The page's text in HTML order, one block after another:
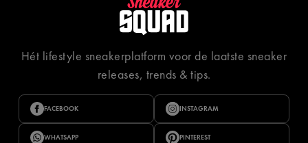
Hét lifestyle sneakerplatform voor de laatste sneaker
releases, trends & tips.
FACEBOOK INSTAGRAM
WHATSAPP PINTEREST